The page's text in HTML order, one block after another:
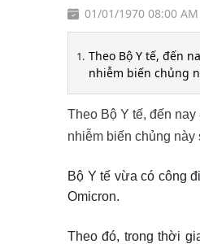
01/01/1970 08:00 AM
Theo Bộ Y tế, đến
nhiễm biến chủng
Theo Bộ Y tế, đến
nhiễm biến chủng
Bộ Y tế vừa có công
Omicron.
Theo đó, trong thời